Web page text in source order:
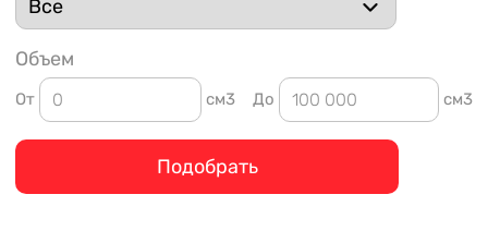
Объем
От см3 До см3
Подобрать